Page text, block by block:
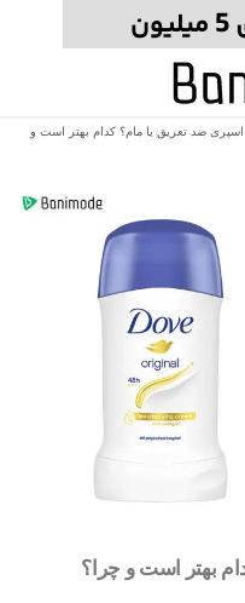
ضد تعریق یا مام؟ کدام بهتر است و
بهتر است و چرا؟